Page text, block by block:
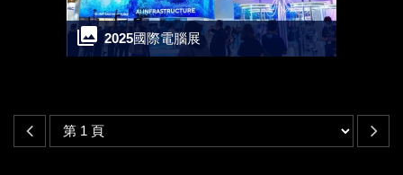
2025國際電腦展